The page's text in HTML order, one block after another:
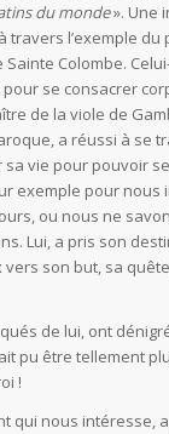
du monde». Une
travers l’exemple du
Colombe.
se consacrer
de la viole de
a réussi à se
sa vie pour pouvoir
exemple pour nous
ou nous ne
Lui, a pris son
vers son but, sa
de lui, ont
pu être tellement
!
qui nous intéresse,